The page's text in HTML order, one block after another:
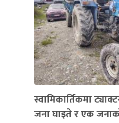
स्वामिकार्तिकमा
जना घाइते र एक